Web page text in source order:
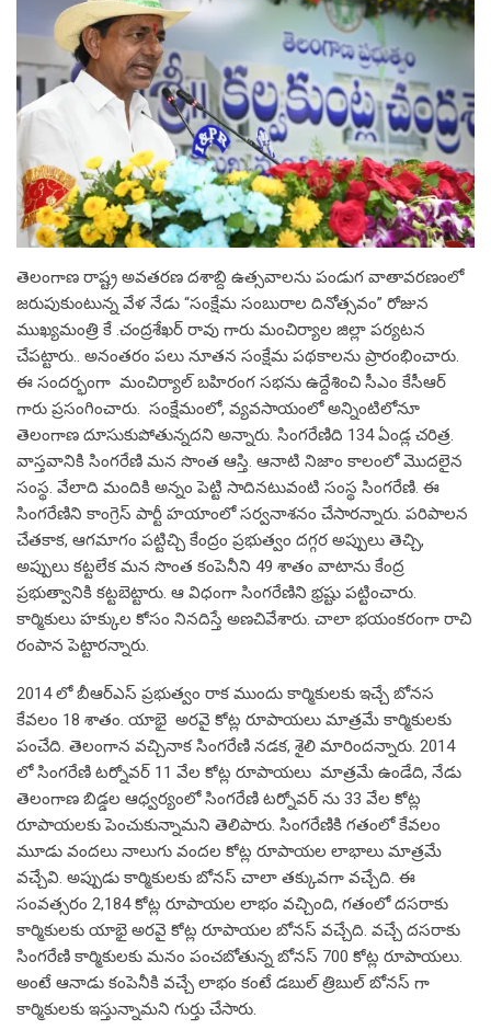
తెలంగాణ రాష్ట్ర అవతరణ దశాబ్ది ఉత్సవాలను పండుగ వాతావరణంలో
జరుపుకుంటున్న వేళ నేడు “సంక్షేమ సంబురాల దినోత్సవం” రోజున
ముఖ్యమంత్రి కే .చంద్రశేఖర్ రావు గారు మంచిర్యాల జిల్లా పర్యటన
చేపట్టారు.. అనంతరం పలు నూతన సంక్షేమ పథకాలను ప్రారంభించారు.
ఈ సందర్భంగా మంచిర్యాల్ బహిరంగ సభను ఉద్దేశించి సీఎం కేసీఆర్
గారు ప్రసంగించారు. సంక్షేమంలో, వ్యవసాయంలో అన్నింటిలోనూ
తెలంగాణ దూసుకుపోతున్నదని అన్నారు. సింగరేణిది 134 ఏండ్ల చరిత్ర.
వాస్తవానికి సింగరేణి మన సొంత ఆస్తి. ఆనాటి నిజాం కాలంలో మొదలైన
సంస్థ. వేలాది మందికి అన్నం పెట్టి సాదినటువంటి సంస్థ సింగరేణి. ఈ
సింగరేణిని కాంగ్రెస్ పార్టీ హయాంలో సర్వనాశనం చేసారన్నారు. పరిపాలన
చేతకాక, ఆగమాగం పట్టిచ్చి కేంద్రం ప్రభుత్వం దగ్గర అప్పులు తెచ్చి,
అప్పులు కట్టలేక మన సొంత కంపెనీని 49 శాతం వాటాను కేంద్ర
ప్రభుత్వానికి కట్టబెట్టారు. ఆ విధంగా సింగరేణిని భ్రష్టు పట్టించారు.
కార్మికులు హక్కుల కోసం నినదిస్తే అణచివేశారు. చాలా భయంకరంగా రాచి
రంపాన పెట్టారన్నారు.
2014 లో బీఆర్ఎస్ ప్రభుత్వం రాక ముందు కార్మికులకు ఇచ్చే బోనస
కేవలం 18 శాతం. యాభై అరవై కోట్ల రూపాయలు మాత్రమే కార్మికులకు
పంచేది. తెలంగాన వచ్చినాక సింగరేణి నడక, శైలి మారిందన్నారు. 2014
లో సింగరేణి టర్నోవర్ 11 వేల కోట్ల రూపాయలు మాత్రమే ఉండేది, నేడు
తెలంగాణ బిడ్డల ఆధ్వర్యంలో సింగరేణి టర్నోవర్ ను 33 వేల కోట్ల
రూపాయలకు పెంచుకున్నామని తెలిపారు. సింగరేణికి గతంలో కేవలం
మూడు వందలు నాలుగు వందల కోట్ల రూపాయల లాభాలు మాత్రమే
వచ్చేవి. అప్పుడు కార్మికులకు బోనస్ చాలా తక్కువగా వచ్చేది. ఈ
సంవత్సరం 2,184 కోట్ల రూపాయల లాభం వచ్చింది, గతంలో దసరాకు
కార్మికులకు యాభై అరవై కోట్ల రూపాయల బోనస్ వచ్చేది. వచ్చే దసరాకు
సింగరేణి కార్మికులకు మనం పంచబోతున్న బోనస్ 700 కోట్ల రూపాయలు.
అంటే ఆనాడు కంపెనీకి వచ్చే లాభం కంటే డబుల్ త్రిబుల్ బోనస్ గా
కార్మికులకు ఇస్తున్నామని గుర్తు చేసారు.